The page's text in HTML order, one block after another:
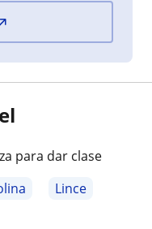
para dar clase
Lince